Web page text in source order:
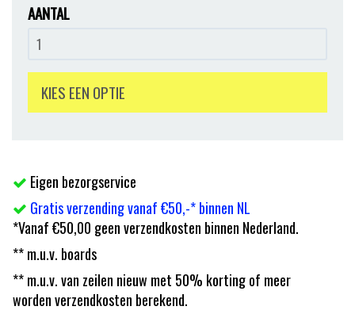
AANTAL
KIES EEN OPTIE
Eigen bezorgservice
Gratis verzending vanaf €50,-* binnen NL
*Vanaf €50,00 geen verzendkosten binnen Nederland.
** m.u.v. boards
** m.u.v. van zeilen nieuw met 50% korting of meer
worden verzendkosten berekend.